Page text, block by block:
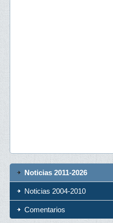
Noticias 2011-2026
Noticias 2004-2010
Comentarios